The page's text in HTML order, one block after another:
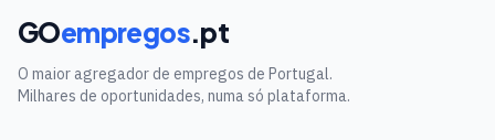
GOempregos.pt
O maior agregador de empregos de Portugal.
Milhares de oportunidades, numa só plataforma.